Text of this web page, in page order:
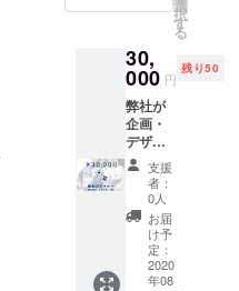
ありが
戴し、
御礼の
お手紙
をお送
りさせ
て頂き
ます。
※浴衣の
サイズ
はフ
リーサ
イズの
みとな
りま
選
択
す
る
30,
000 円
残り50
弊社が
企画・
デザイ
ンした
2020年
新作レ
ディー
ス浴衣
セット
（綿麻
浴衣・
支援
者：
0人
お届
け予
定：
2020
年08